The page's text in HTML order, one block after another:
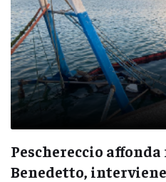
Peschereccio
Benedetto,